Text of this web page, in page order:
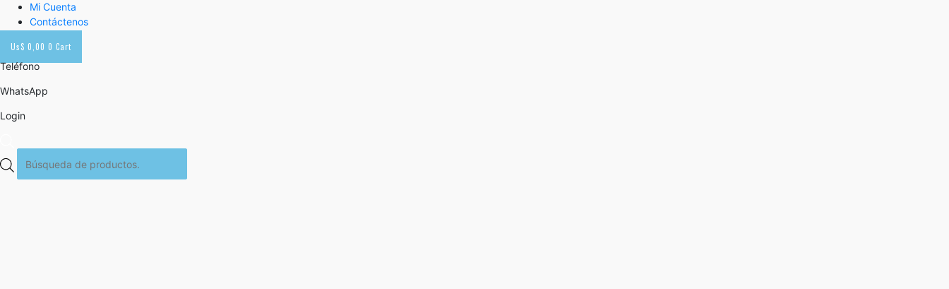
Mi Cuenta
Contáctenos
Us$ 0,00 0 Cart
Teléfono
WhatsApp
Login
de